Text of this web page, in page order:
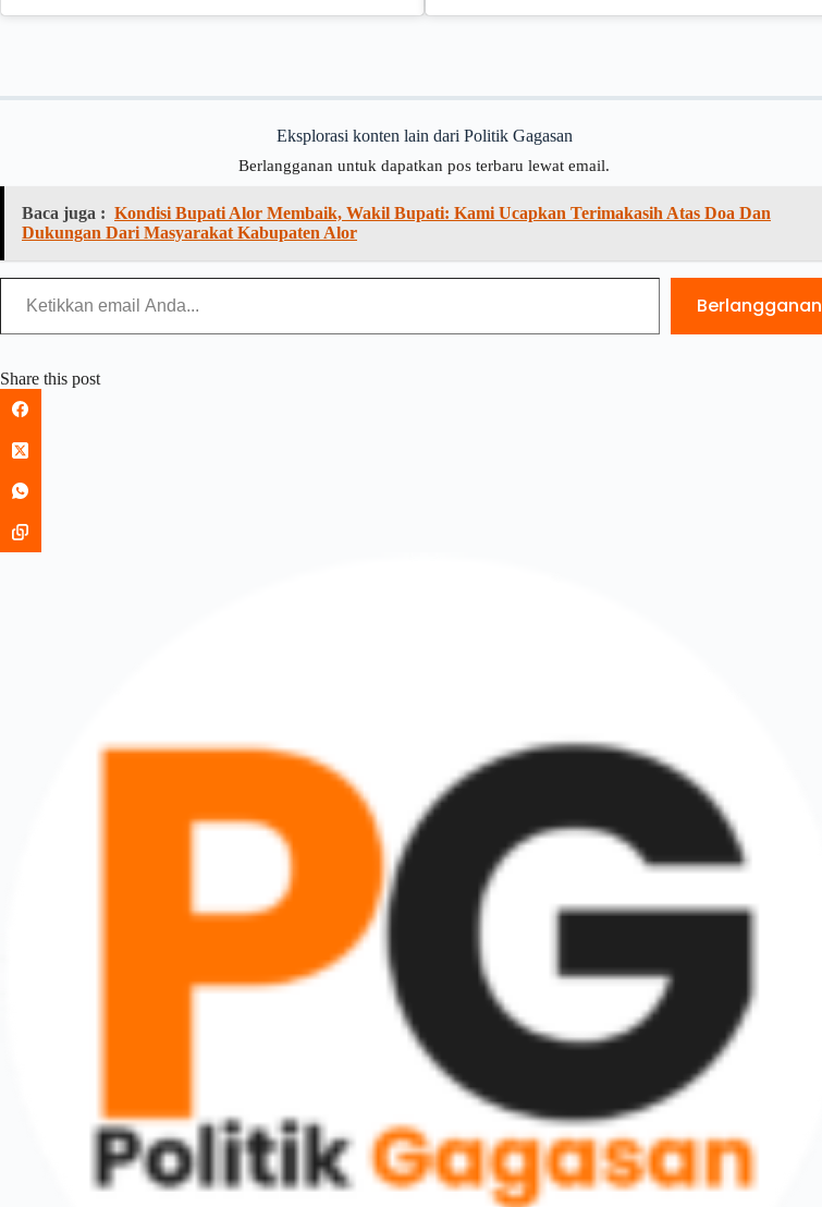
Eksplorasi konten lain dari Politik Gagasan
Berlangganan untuk dapatkan pos terbaru lewat email.
Baca juga : Kondisi Bupati Alor Membaik, Wakil Bupati: Kami Ucapkan Terimakasih Atas Doa Dan
Dukungan Dari Masyarakat Kabupaten Alor
Berlangganan
Share this post